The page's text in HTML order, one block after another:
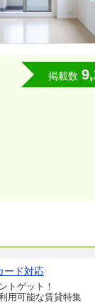
掲載数
ード対応
トゲット！
用可能な賃貸特集